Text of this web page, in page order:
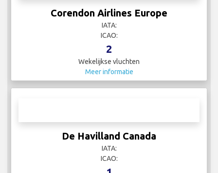
Corendon Airlines Europe
IATA:
ICAO:
2
Wekelijkse vluchten
Meer informatie
De Havilland Canada
IATA:
ICAO: